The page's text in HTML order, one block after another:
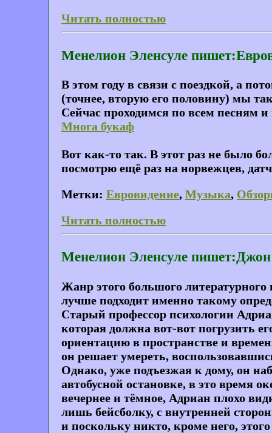
Читать полностью
Менелион Эленсуле
В этом году в связи с поездкой, а
(точнее, вторую его половину) мы
Сейчас проходимся по всем песням
Многа букаф
Вот как-то так. В этот раз не было
посмотрю ещё раз на норвежцев,
Метки: Евровидение, Музыка,
Читать полностью
Менелион Эленсуле
Жанр этого большого литературного
лучше подходит именно такому
Старый профессор психологии
которая должна вот-вот погрузить
ориентацию в пространстве и
он решает умереть,
Однако, уже подъезжая к дому, он
автобусной остановке, в это время
вечернее и тёмное, Адриан плохо
лишь бейсболку, с внутренней
и поскольку никто, кроме него,